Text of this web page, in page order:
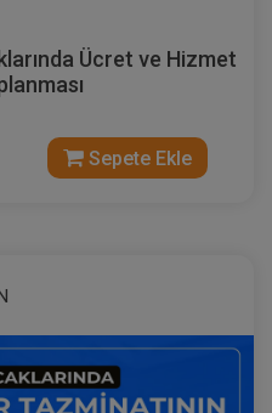
Ücret ve Hizmet
Sepete Ekle